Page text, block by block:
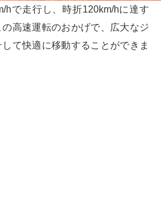
hで走行し、時折120km/hに達す
高速運転のおかげで、広大なジ
て快適に移動することができま